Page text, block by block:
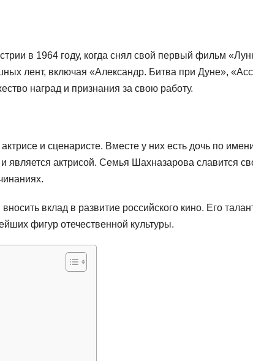
в 1964 году, когда снял свой первый фильм
лент, включая «Александр. Битва при Дуне»,
наград и признания за свою работу.
и сценаристе. Вместе у них есть дочь по
является актрисой. Семья Шахназарова славится
вклад в развитие российского кино. Его
фигур отечественной культуры.